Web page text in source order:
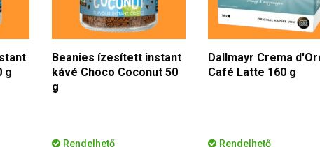
g
Beanies ízesített instant
kávé Choco Coconut 50
g
Rendelhető
Dallmayr Crema
Café Latte 160 g
Rendelhető